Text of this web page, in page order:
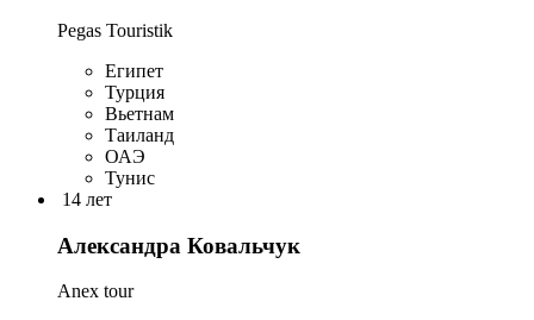
Pegas Touristik
Египет
Турция
Вьетнам
Таиланд
ОАЭ
Тунис
14 лет
Александра Ковальчук
Anex tour